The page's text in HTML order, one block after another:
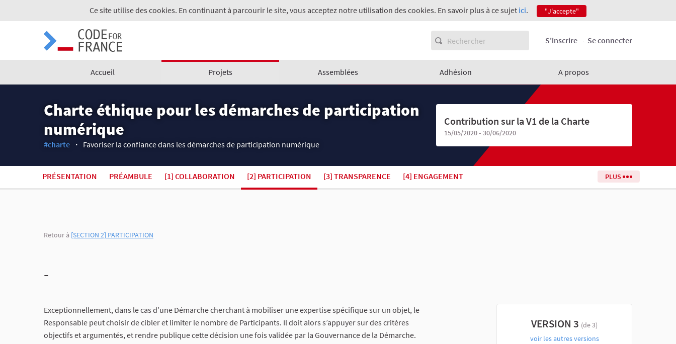
Ce site utilise des cookies. En continuant à parcourir le site, vous acceptez notre utilisation des cookies. En savoir plus à ce sujet ici. "J'accepte"
S'inscrire Se connecter
Accueil Projets Assemblées Adhésion A propos
Charte éthique pour les démarches de participation
numérique
#charte Favoriser la confiance dans les démarches de participation numérique
Contribution sur la V1 de la Charte
15/05/2020 - 30/06/2020
PRÉSENTATION PRÉAMBULE [1] COLLABORATION [2] PARTICIPATION [3] TRANSPARENCE [4] ENGAGEMENT PLUS
Retour à [SECTION 2] PARTICIPATION
-
VERSION 3 (de 3)
voir les autres versions
Exceptionnellement, dans le cas d’une Démarche cherchant à mobiliser une expertise spécifique sur un objet, le
Responsable peut choisir de cibler et limiter le nombre de Participants. Il doit alors s’appuyer sur des critères
objectifs et argumentés, et rendre publique cette décision une fois validée par la Gouvernance de la Démarche.